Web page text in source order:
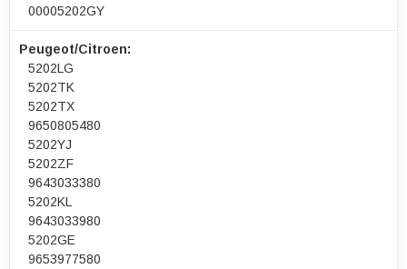
00005202GY
Peugeot/Citroen:
5202LG
5202TK
5202TX
9650805480
5202YJ
5202ZF
9643033380
5202KL
9643033980
5202GE
9653977580